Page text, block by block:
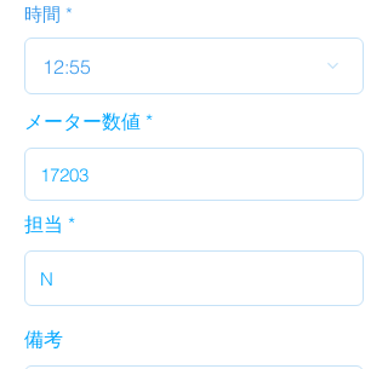
d
時間
12:55
メーター数値
担当
備考